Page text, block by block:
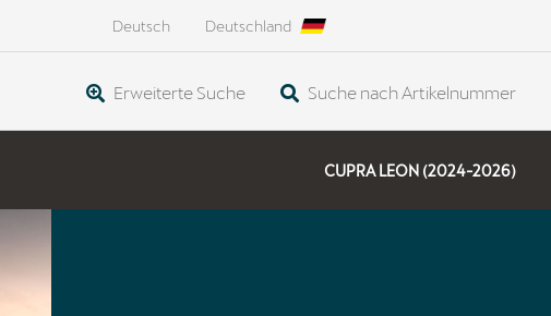
Deutsch Deutschland
Erweiterte Suche Suche nach Artikelnummer
CUPRA LEON (2024-2026)